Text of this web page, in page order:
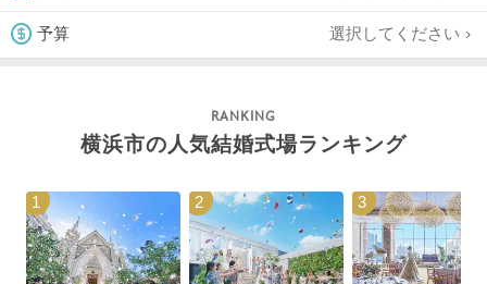
予算 選択してください
横浜市の人気結婚式場ランキング
1 2 3